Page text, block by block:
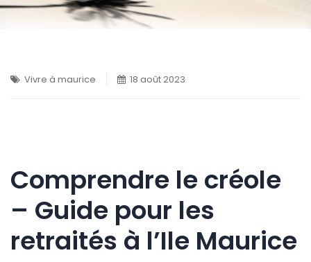
Vivre à maurice 18 août 2023
Comprendre le créole
– Guide pour les
retraités à l’Ile Maurice